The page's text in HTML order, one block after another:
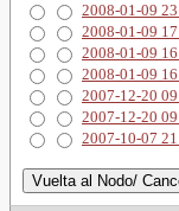
2008-01-09
2008-01-09
2008-01-09
2008-01-09
2007-12-20
2007-12-20
2007-10-07